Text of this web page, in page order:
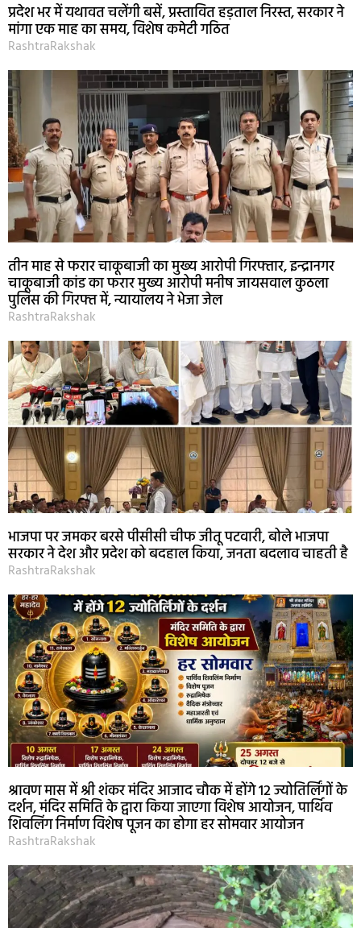
प्रदेश भर में यथावत चलेंगी बसें, प्रस्तावित हड़ताल निरस्त, सरकार ने
मांगा एक माह का समय, विशेष कमेटी गठित
RashtraRakshak
तीन माह से फरार चाकूबाजी का मुख्य आरोपी गिरफ्तार, इन्द्रानगर
चाकूबाजी कांड का फरार मुख्य आरोपी मनीष जायसवाल कुठला
पुलिस की गिरफ्त में, न्यायालय ने भेजा जेल
RashtraRakshak
भाजपा पर जमकर बरसे पीसीसी चीफ जीतू पटवारी, बोले भाजपा
सरकार ने देश और प्रदेश को बदहाल किया, जनता बदलाव चाहती है
RashtraRakshak
श्रावण मास में श्री शंकर मंदिर आजाद चौक में होंगे 12 ज्योतिर्लिंगों के
दर्शन, मंदिर समिति के द्वारा किया जाएगा विशेष आयोजन, पार्थिव
शिवलिंग निर्माण विशेष पूजन का होगा हर सोमवार आयोजन
RashtraRakshak